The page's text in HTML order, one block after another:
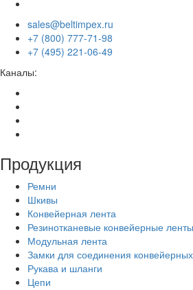
sales@beltimpex.ru
+7 (800) 777-71-98
+7 (495) 221-06-49
Каналы:
Продукция
Ремни
Шкивы
Конвейерная лента
Резинотканевые конвейерные ленты
Модульная лента
Замки для соединения
Рукава и шланги
Цепи